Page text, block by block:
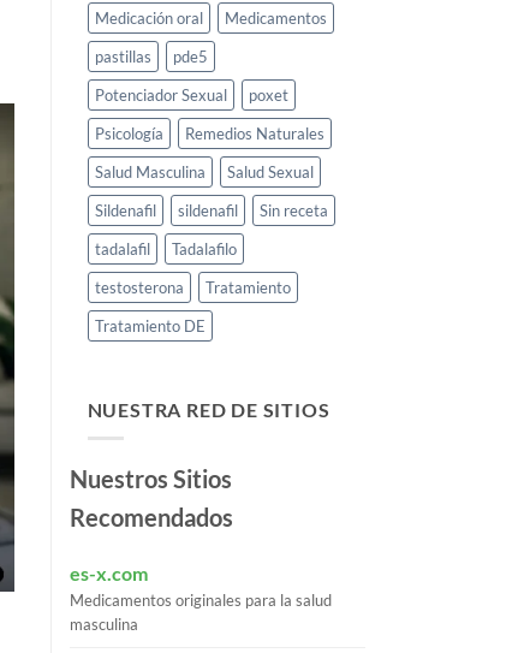
Medicación oral
Medicamentos
pastillas
pde5
Potenciador Sexual
poxet
Psicología
Remedios Naturales
Salud Masculina
Salud Sexual
Sildenafil
sildenafil
Sin receta
tadalafil
Tadalafilo
testosterona
Tratamiento
Tratamiento DE
NUESTRA RED DE SITIOS
Nuestros Sitios
Recomendados
es-x.com
Medicamentos originales para la salud
masculina